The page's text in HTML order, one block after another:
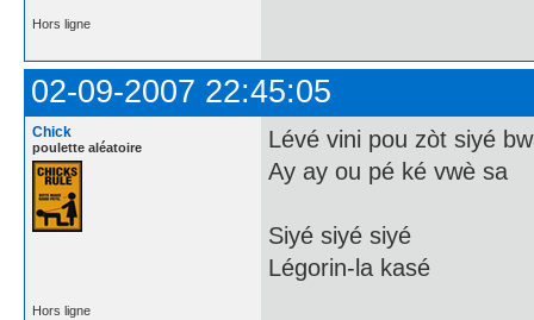
Hors ligne
02-09-2007 22:45:05
Chick
poulette aléatoire
Lévé vini pou zòt siyé
Ay ay ou pé ké vwè sa
Siyé siyé siyé
Légorin-la kasé
Hors ligne